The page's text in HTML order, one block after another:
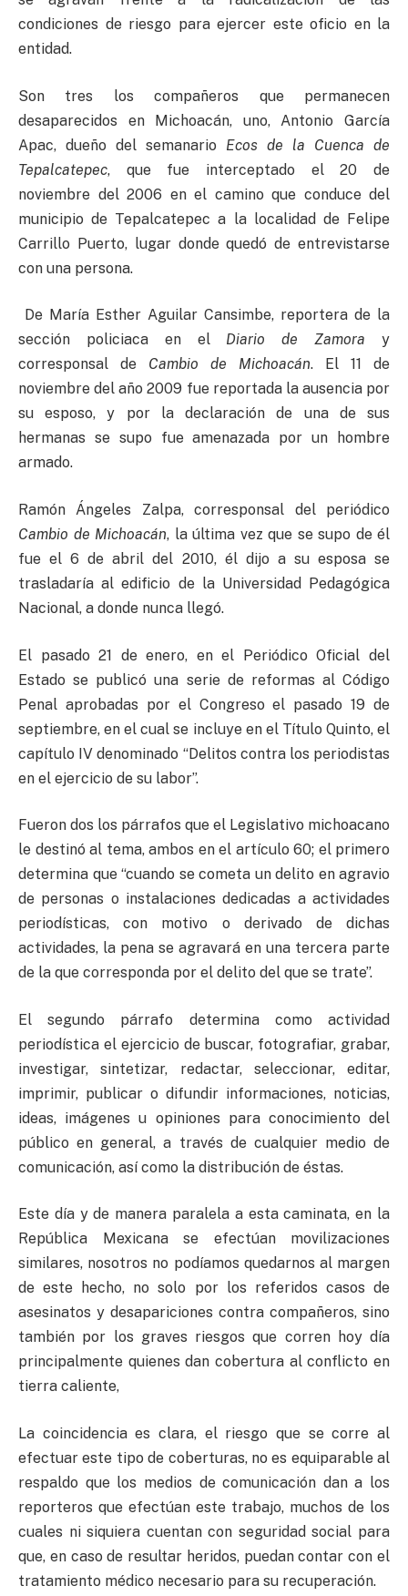
condiciones de riesgo para ejercer este oficio en la
entidad.
Son tres los compañeros que permanecen
desaparecidos en Michoacán, uno, Antonio García
Apac, dueño del semanario Ecos de la Cuenca de
Tepalcatepec, que fue interceptado el 20 de
noviembre del 2006 en el camino que conduce del
municipio de Tepalcatepec a la localidad de Felipe
Carrillo Puerto, lugar donde quedó de entrevistarse
con una persona.
De María Esther Aguilar Cansimbe, reportera de la
sección policiaca en el Diario de Zamora y
corresponsal de Cambio de Michoacán. El 11 de
noviembre del año 2009 fue reportada la ausencia por
su esposo, y por la declaración de una de sus
hermanas se supo fue amenazada por un hombre
armado.
Ramón Ángeles Zalpa, corresponsal del periódico
Cambio de Michoacán, la última vez que se supo de él
fue el 6 de abril del 2010, él dijo a su esposa se
trasladaría al edificio de la Universidad Pedagógica
Nacional, a donde nunca llegó.
El pasado 21 de enero, en el Periódico Oficial del
Estado se publicó una serie de reformas al Código
Penal aprobadas por el Congreso el pasado 19 de
septiembre, en el cual se incluye en el Título Quinto, el
capítulo IV denominado “Delitos contra los periodistas
en el ejercicio de su labor”.
Fueron dos los párrafos que el Legislativo michoacano
le destinó al tema, ambos en el artículo 60; el primero
determina que “cuando se cometa un delito en agravio
de personas o instalaciones dedicadas a actividades
periodísticas, con motivo o derivado de dichas
actividades, la pena se agravará en una tercera parte
de la que corresponda por el delito del que se trate”.
El segundo párrafo determina como actividad
periodística el ejercicio de buscar, fotografiar, grabar,
investigar, sintetizar, redactar, seleccionar, editar,
imprimir, publicar o difundir informaciones, noticias,
ideas, imágenes u opiniones para conocimiento del
público en general, a través de cualquier medio de
comunicación, así como la distribución de éstas.
Este día y de manera paralela a esta caminata, en la
República Mexicana se efectúan movilizaciones
similares, nosotros no podíamos quedarnos al margen
de este hecho, no solo por los referidos casos de
asesinatos y desapariciones contra compañeros, sino
también por los graves riesgos que corren hoy día
principalmente quienes dan cobertura al conflicto en
tierra caliente,
La coincidencia es clara, el riesgo que se corre al
efectuar este tipo de coberturas, no es equiparable al
respaldo que los medios de comunicación dan a los
reporteros que efectúan este trabajo, muchos de los
cuales ni siquiera cuentan con seguridad social para
que, en caso de resultar heridos, puedan contar con el
tratamiento médico necesario para su recuperación.